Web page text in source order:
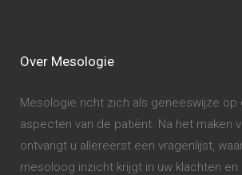
Over Mesologie
Mesologie richt zich als geneeswijze op
aspecten van de patiënt. Na het maken
ontvangt u allereerst een vragenlijst,
mesoloog inzicht krijgt in uw klachten